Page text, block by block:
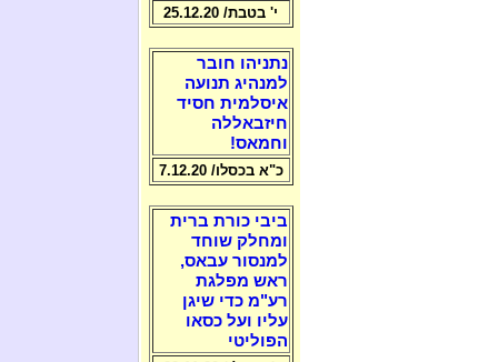
י' בטבת/ 25.12.20
נתניהו חובר
למנהיג תנועה
איסלמית חסיד
חיזבאללה
וחמאס!
כ"א בכסלו/ 7.12.20
ביבי כורת ברית
ומחלק שוחד
למנסור עבאס,
ראש מפלגת
רע"מ כדי שיגן
עליו ועל כסאו
הפוליטי